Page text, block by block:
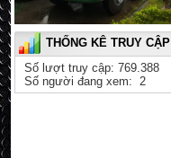
THỐNG KÊ TRUY CẬP
Số lượt truy cập: 769.388
Số người đang xem: 2